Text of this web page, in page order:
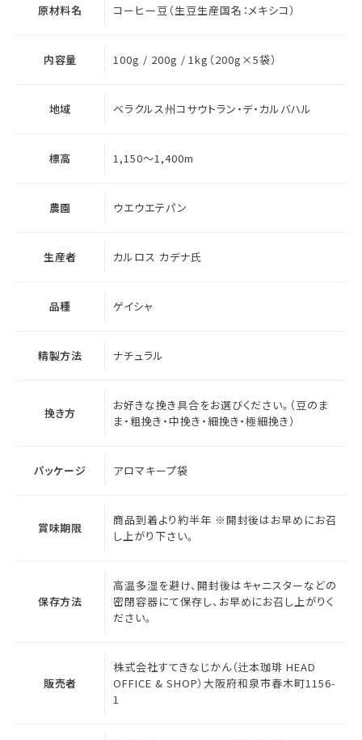
原材料名 コーヒー豆（生豆生産国名：メキシコ）
内容量 100g / 200g / 1kg（200g×5袋）
地域 ベラクルス州コサウトラン・デ・カルバハル
標高 1,150～1,400m
農園 ウエウエテパン
生産者 カルロス カデナ氏
品種 ゲイシャ
精製方法 ナチュラル
挽き方
お好きな挽き具合をお選びください。（豆のま
ま・粗挽き・中挽き・細挽き・極細挽き）
パッケージ アロマキープ袋
賞味期限
商品到着より約半年 ※開封後はお早めにお召
し上がり下さい。
保存方法
高温多湿を避け、開封後はキャニスターなどの
密閉容器にて保存し、お早めにお召し上がりく
ださい。
販売者
株式会社すてきなじかん（辻本珈琲 HEAD
OFFICE & SHOP）大阪府和泉市春木町1156-
1